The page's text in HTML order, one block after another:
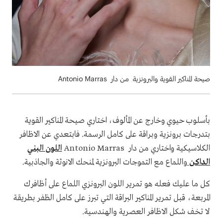
صيحة المناكير القوية والبرونزية من دار Antonio Marras
بأسلوب حيوي وخارج عن المألوف، اختاري صيحة المناكير القوية
بتدرجات برونزية وبراقة على كامل الرسمة. فابتعدي عن الاظافر
الكلاسيكية واختاري من دار Antonio Marras
اللون البني
الداكن واللماع مع التموجات البرونزية لمنحك الانوثة والجاذبية.
كل ما عليك فعله هو تمرير اللون البرونزي اللماع على أظافرك
المربعة، قبل تمرير المناكير البراقة التي تبرز على كامل الظفر بطريقة
لا تخف شكل الاظافر العصرية والهندسية.